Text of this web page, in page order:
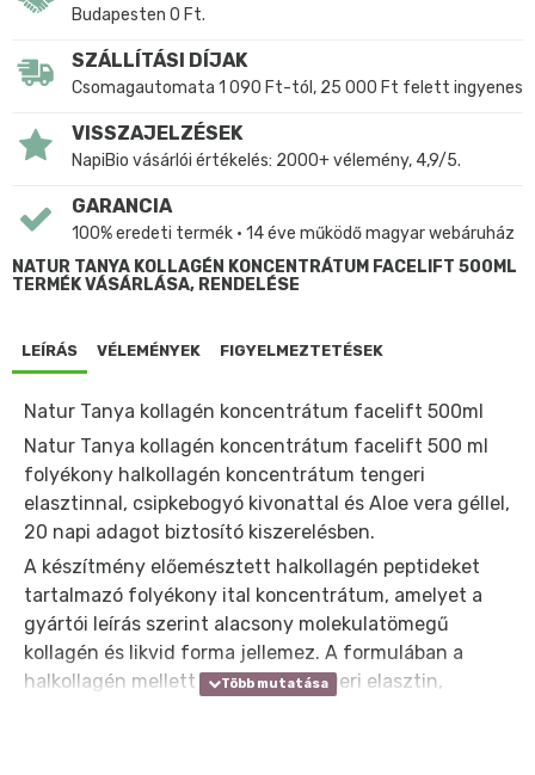
Budapesten 0 Ft.
SZÁLLÍTÁSI DÍJAK
Csomagautomata 1 090 Ft-tól, 25 000 Ft felett ingyenes
VISSZAJELZÉSEK
NapiBio vásárlói értékelés: 2000+ vélemény, 4,9/5.
GARANCIA
100% eredeti termék • 14 éve működő magyar webáruház
NATUR TANYA KOLLAGÉN KONCENTRÁTUM FACELIFT 500ML
TERMÉK VÁSÁRLÁSA, RENDELÉSE
LEÍRÁS VÉLEMÉNYEK FIGYELMEZTETÉSEK
Natur Tanya kollagén koncentrátum facelift 500ml
Natur Tanya kollagén koncentrátum facelift 500 ml
folyékony halkollagén koncentrátum tengeri
elasztinnal, csipkebogyó kivonattal és Aloe vera géllel,
20 napi adagot biztosító kiszerelésben.
A készítmény előemésztett halkollagén peptideket
tartalmazó folyékony ital koncentrátum, amelyet a
gyártói leírás szerint alacsony molekulatömegű
kollagén és likvid forma jellemez. A formulában a
halkollagén mellett hidrolizált tengeri elasztin,